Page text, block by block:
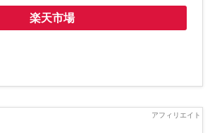
楽天市場